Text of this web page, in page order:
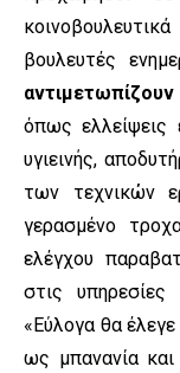
βουλευτές
όπως ελλείψεις
υγιεινής,
των τεχνικών
γερασμένο
ελέγχου
στις
«Εύλογα θα
ως μπανανία και